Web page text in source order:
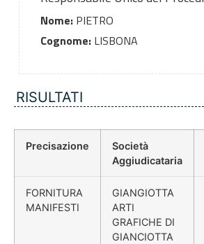
Nome:PIETRO
Cognome:LISBONA
RISULTATI
Precisazione
Società
Aggiudicataria
FORNITURA
MANIFESTI
GIANGIOTTA
ARTI
GRAFICHE DI
GIANCIOTTA